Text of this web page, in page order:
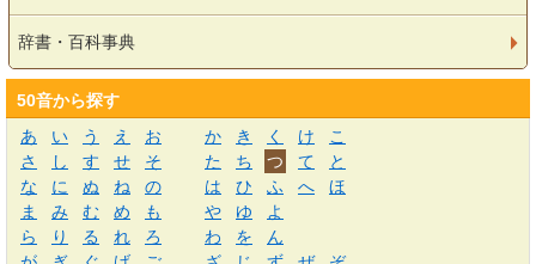
辞書・百科事典
50音から探す
あ
い う え お か き く け
こ
さ
し す せ そ た ち つ て
と
な
に ぬ ね の は ひ ふ へ
ほ
ま
み む め も や ゆ
よ
ら
り る れ ろ わ を
ん